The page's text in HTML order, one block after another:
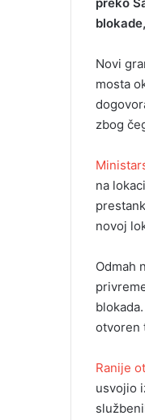
Novi
mosta
zbog
na
novoj
Odmah
otvoren
Ranije
usvojio